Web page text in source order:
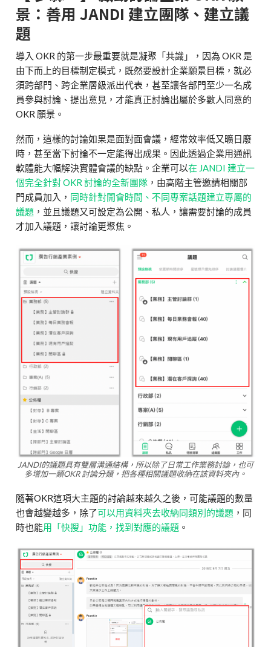
景：善用 JANDI 建立團隊、建立議
題
導入 OKR 的第一步最重要就是凝聚「共識」，因為 OKR 是
由下而上的目標制定模式，既然要設計企業願景目標，就必
須跨部門、跨企業層級派出代表，甚至讓各部門至少一名成
員參與討論、提出意見，才能真正討論出屬於多數人同意的
OKR 願景。
然而，這樣的討論如果是面對面會議，經常效率低又曠日廢
時，甚至當下討論不一定能得出成果。因此透過企業用通訊
軟體能大幅解決實體會議的缺點。企業可以在 JANDI 建立一
個完全針對 OKR 討論的全新團隊 ，由高階主管邀請相關部
門成員加入， 同時針對開會時間、不同專案話題建立專屬的
議題 ，並且議題又可設定為公開、私人，讓需要討論的成員
才加入議題，讓討論更聚焦。
JANDI的議題具有雙層溝通結構，所以除了日常工作業務討論，也可
多增加一類OKR 討論分類，把各種相關議題收納在該資料夾內。
隨著OKR這項大主題的討論越來越久之後，可能議題的數量
也會越變越多，除了可以用資料夾去收納同類別的議題 ，同
時也能用「快搜」功能，找到對應的議題 。